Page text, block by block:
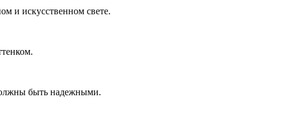
и искусственном свете.
быть надежными.